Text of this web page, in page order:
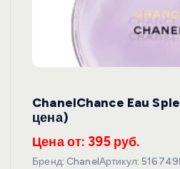
ChanelChance Eau
цена)
Цена от: 395 руб.
Бренд: ChanelАртикул: